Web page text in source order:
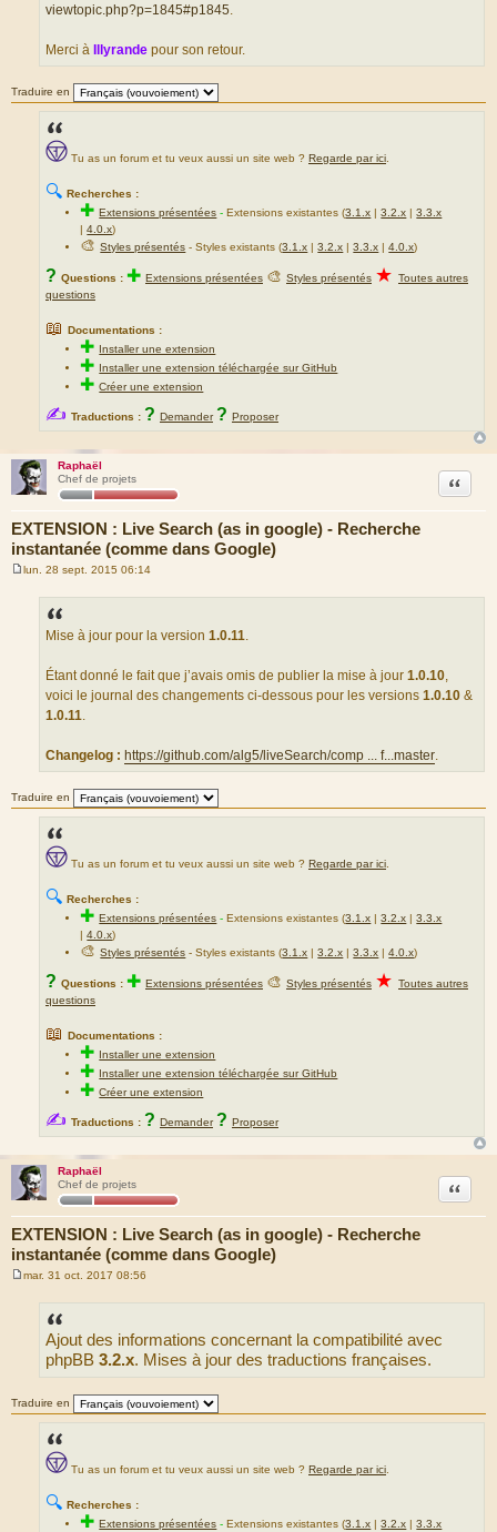
viewtopic.php?p=1845#p1845
Merci à Illyrande pour son retour.
Traduire en
Tu as un forum et tu veux aussi un site web ? Regarde par ici
🔍 Recherches :
✚Extensions présentées -Extensions existantes (3.1.x |3.2.x |3.3.x
|4.0.x)
🎨Styles présentés - Styles existants (3.1.x |3.2.x |3.3.x |4.0.x)
? Questions : ✚ Extensions présentées 🎨 Styles présentés ★ Toutes autres
questions
📖 Documentations :
✚ Installer une extension
✚ Installer une extension téléchargée sur GitHub
✚Créer une extension
✍ Traductions : ? Demander ? Proposer
Raphaël
Chef de projets
EXTENSION : Live Search (as in google) - Recherche
instantanée (comme dans Google)
Citation
lun. 28 sept. 2015 06:14
Mise à jour pour la version 1.0.11
Étant donné le fait que j’avais omis de publier la mise à jour 1.0.10
voici le journal des changements ci-dessous pour les versions 1.0.10 &
1.0.11
Changelog : https://github.com/alg5/liveSearch/comp ... f...master
Traduire en
Tu as un forum et tu veux aussi un site web ? Regarde par ici
🔍 Recherches :
✚Extensions présentées -Extensions existantes (3.1.x |3.2.x |3.3.x
|4.0.x)
🎨Styles présentés - Styles existants (3.1.x |3.2.x |3.3.x |4.0.x)
? Questions : ✚ Extensions présentées 🎨 Styles présentés ★ Toutes autres
questions
📖 Documentations :
✚ Installer une extension
✚ Installer une extension téléchargée sur GitHub
✚Créer une extension
✍ Traductions : ? Demander ? Proposer
Raphaël
Chef de projets
EXTENSION : Live Search (as in google) - Recherche
instantanée (comme dans Google)
Citation
mar. 31 oct. 2017 08:56
Ajout des informations concernant la compatibilité avec
phpBB 3.2.x. Mises à jour des traductions françaises.
Traduire en
Tu as un forum et tu veux aussi un site web ? Regarde par ici
🔍 Recherches :
✚Extensions présentées -Extensions existantes (3.1.x |3.2.x |3.3.x